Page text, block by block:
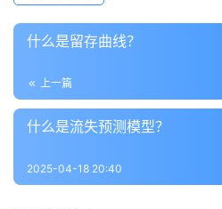
什么是留存曲线？
上一篇
什么是流失预测模型？
2025-04-18 20:40